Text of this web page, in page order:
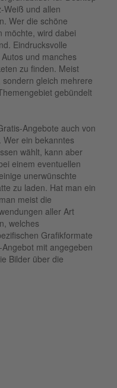
Weiß und allen
Wer die schöne
möchte, wird dabei
Eindrucksvolle
und manches
zu finden. Meist
gleich mehrere
gebündelt
Angebote auch von
ein bekanntes
wählt, kann aber
einem eventuellen
unerwünschte
zu laden. Hat man ein
meist die
aller Art
welches
Grafikformate
mit angegeben
Bilder über die